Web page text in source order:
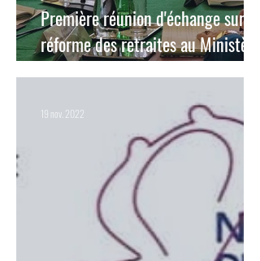
Première réunion d'échange sur la
réforme des retraites au Ministère
du travail.
19 nov. 2022